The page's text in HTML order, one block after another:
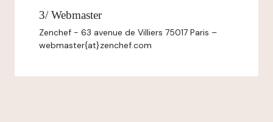
3/ Webmaster
Zenchef - 63 avenue de Villiers 75017 Paris –
webmaster{at}zenchef.com